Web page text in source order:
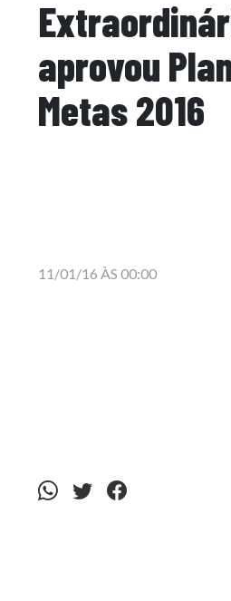
aprovou
Metas 2016
11/01/16 ÀS 00:00